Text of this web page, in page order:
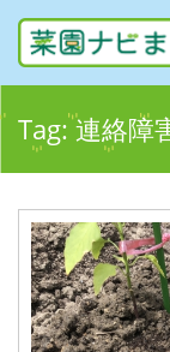
Tag:連絡障